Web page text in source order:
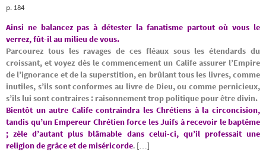
p. 184
Ainsi ne balancez pas à détester la fanatisme partout où vous le
verrez, fût-il au milieu de vous.
Parcourez tous les ravages de ces fléaux sous les étendards du
croissant, et voyez dès le commencement un Calife assurer l’Empire
de l’ignorance et de la superstition, en brûlant tous les livres, comme
inutiles, s’ils sont conformes au livre de Dieu, ou comme pernicieux,
s’ils lui sont contraires : raisonnement trop politique pour être divin.
Bientôt un autre Calife contraindra les Chrétiens à la circoncision,
tandis qu’un Empereur Chrétien force les Juifs à recevoir le baptême
; zèle d’autant plus blâmable dans celui-ci, qu’il professait une
religion de grâce et de miséricorde. […]